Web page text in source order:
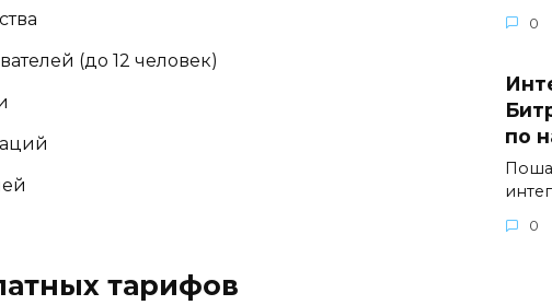
(до 12 человек)
тарифов
0
по
0